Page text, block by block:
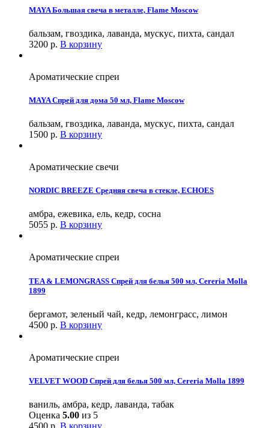
MAYA Большая свеча в металле, Flame Moscow
бальзам, гвоздика, лаванда, мускус, пихта, сандал
3200 р. В корзину
Ароматические спреи
MAYA Спрей для дома 50 мл, Flame Moscow
бальзам, гвоздика, лаванда, мускус, пихта, сандал
1500 р. В корзину
Ароматические свечи
NORDIC BREEZE Средняя свеча в стекле, ECHOES
амбра, ежевика, ель, кедр, сосна
5055 р. В корзину
Ароматические спреи
TEA & LEMONGRASS Спрей для белья 500 мл, Cereria Molla
1899
бергамот, зеленый чай, кедр, лемонграсс, лимон
4500 р. В корзину
Ароматические спреи
VELVET WOOD Спрей для белья 500 мл, Cereria Molla 1899
ваниль, амбра, кедр, лаванда, табак
Оценка 5.00 из 5